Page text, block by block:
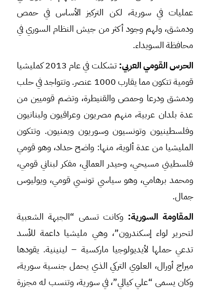
عمليات في سورية، لكن التركيز الأساس في حمص
ودمشق، ولهم وجود أكثر من جيش النظام السوري في
محافظة السويداء.
الحرس القومي العربي:
تشكلت في عام 2013 كمليشيا
قومية تتكون مما يقارب 1000 عنصر. وتتواجد في حلب
ودمشق ودرعا وحمص والقنيطرة، وتضم قوميين من
عدة بلدان عربية، منهم مصريون وعراقيون ولبنانيون
وفلسطينيون وتونسيون وسوريون ويمنيون. وتتكون
المليشيا من عدة ألوية، منها: واضح حداد، وهو قومي
فلسطيني مسيحي، وحيدر العمالي، مفكر لبناني قومي،
ومحمد برهامي، وهو سياسي تونسي قومي، ويوليوس
جمال.
المقاومة السورية: وكانت تسمى “الجبهة الشعبية
لتحرير لواء إسكندرون”، وهي مليشيا داعمة للأسد
تدعي حملها لأيديولوجيا ماركسية – لينينية. يقودها
ميراج أورال، العلوي التركي الذي يحمل جنسية سورية،
وكان يسمى “علي كيالي”، في سورية، وتنسب له مجزرة